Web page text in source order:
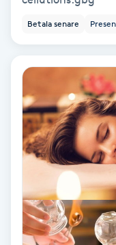
Babylights
Balayage
Bambumassage
Barnklippning
Betala senare